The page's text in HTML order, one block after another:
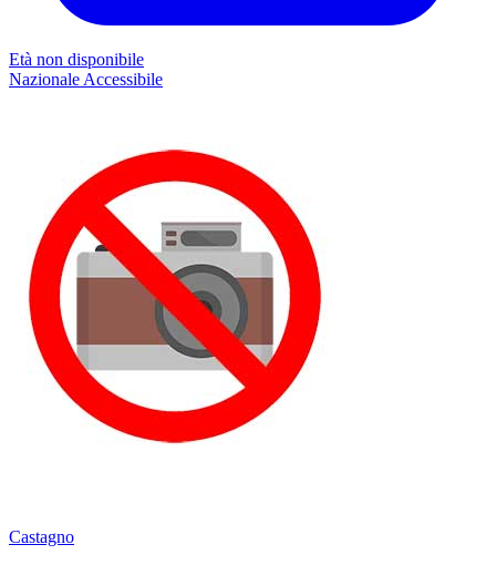
Età non disponibile
Nazionale Accessibile
Castagno